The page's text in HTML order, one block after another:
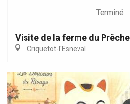
Terminé
Visite de la ferme du Prêche
Criquetot-l'Esneval